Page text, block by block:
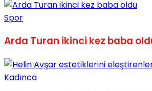
No Result
Spor
Arda Turan ikinci kez baba
Kadınca